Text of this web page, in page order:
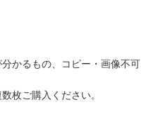
かるもの、コピー・画像不
枚ご購入ください。